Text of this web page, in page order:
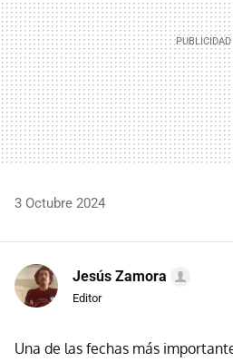
3 Octubre 2024
Jesús Zamora
Editor
Una de las fechas más